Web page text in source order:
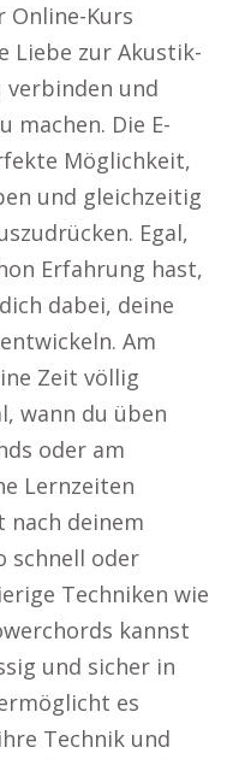
Online-Kurs
Liebe zur Akustik-
und
Die E-
Möglichkeit,
und gleichzeitig
Egal,
Erfahrung hast,
dabei, deine
Am
Zeit völlig
wann du üben
oder am
Lernzeiten
nach deinem
schnell oder
Techniken wie
kannst
und sicher in
es
Technik und